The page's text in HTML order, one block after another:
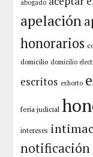
abogado
apelación
honorarios
domicilio domicilio
escritos exhorto
feria judicial
intereses
notificación